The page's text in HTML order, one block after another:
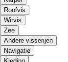
Roofvis
Witvis
Zee
Andere visserijen
Navigatie